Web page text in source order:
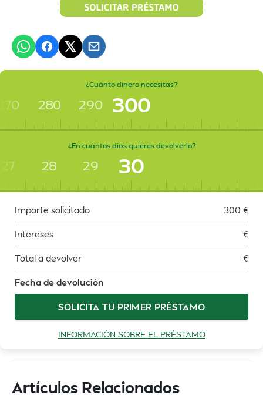
¿Cuánto dinero necesitas?
280 290 300
¿En cuántos días quieres devolverlo?
27 28 29 30
Importe solicitado 300 €
Intereses €
Total a devolver €
Fecha de devolución
SOLICITA TU PRIMER PRÉSTAMO
INFORMACIÓN SOBRE EL PRÉSTAMO
Artículos Relacionados